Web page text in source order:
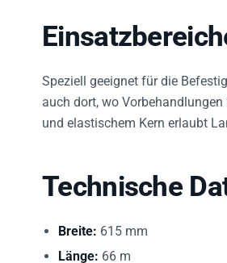
Speziell geeignet für die
auch dort, wo
und elastischem Kern erlaubt
Technische
Breite: 615 mm
Länge: 66 m